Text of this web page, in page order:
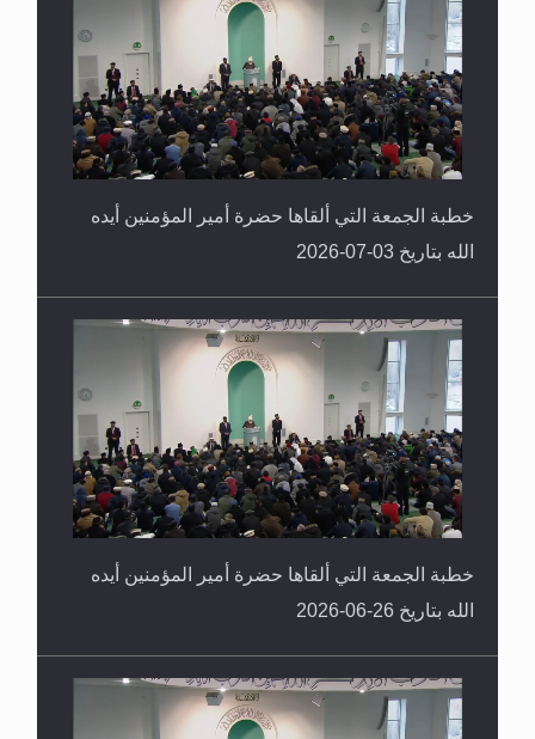
خطبة الجمعة التي ألقاها حضرة أمير المؤمنين أيده
الله بتاريخ 03-07-2026
خطبة الجمعة التي ألقاها حضرة أمير المؤمنين أيده
الله بتاريخ 26-06-2026